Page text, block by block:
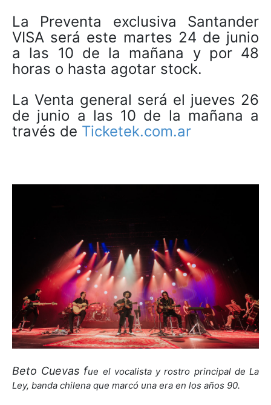
La Preventa exclusiva Santander
VISA será este martes 24 de junio
a las 10 de la mañana y por 48
horas o hasta agotar stock.
La Venta general será el jueves 26
de junio a las 10 de la mañana a
través de Ticketek.com.ar
Beto Cuevas fue el vocalista y rostro principal de La
Ley, banda chilena que marcó una era en los años 90.